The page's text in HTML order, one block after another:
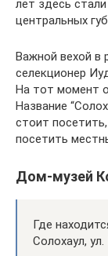
лет здесь
центральных
Важной вехой в
селекционер
На тот момент
Название
стоит
посетить
Дом-музей
Где
Солохаул,